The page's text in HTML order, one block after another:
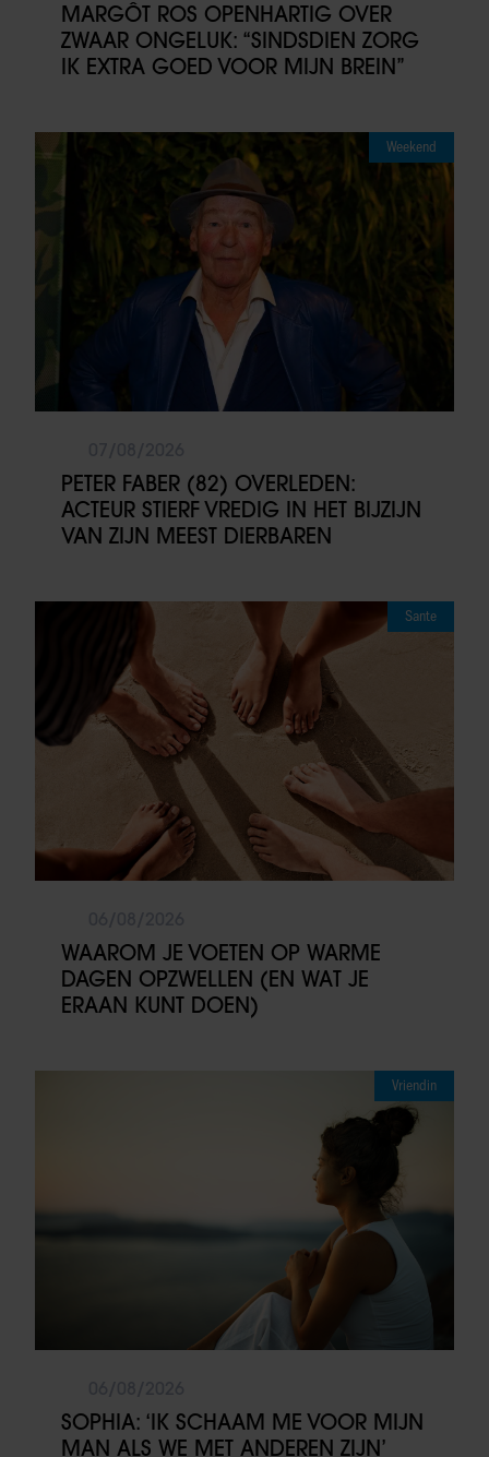
MARGÔT ROS OPENHARTIG OVER
ZWAAR ONGELUK: “SINDSDIEN ZORG
IK EXTRA GOED VOOR MIJN BREIN”
Weekend
PETER FABER (82) OVERLEDEN:
ACTEUR STIERF VREDIG IN HET BIJZIJN
VAN ZIJN MEEST DIERBAREN
Sante
WAAROM JE VOETEN OP WARME
DAGEN OPZWELLEN (EN WAT JE
ERAAN KUNT DOEN)
Vriendin
SOPHIA: ‘IK SCHAAM ME VOOR MIJN
MAN ALS WE MET ANDEREN ZIJN’